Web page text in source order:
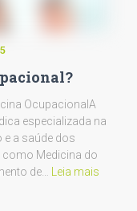
OcupacionalA
especializada na
e a saúde dos
Medicina do
de…
Leia mais